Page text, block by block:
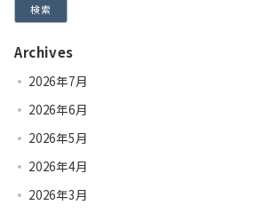
検索
Archives
2026年7月
2026年6月
2026年5月
2026年4月
2026年3月